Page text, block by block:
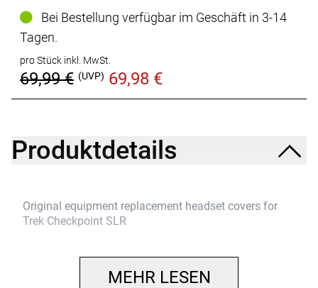
Bei Bestellung verfügbar im Geschäft in 3-14
Tagen.
pro Stück inkl. MwSt.
69,99 € (UVP) 69,98 €
Produktdetails
Original equipment replacement headset covers for
Trek Checkpoint SLR
MEHR LESEN